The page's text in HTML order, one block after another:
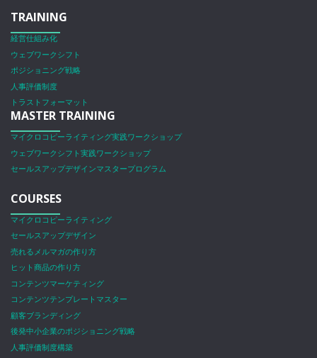
TRAINING
経営仕組み化
ウェブワークシフト
ポジショニング戦略
人事評価制度
トラストフォーマット
MASTER TRAINING
マイクロコピーライティング実践ワークショップ
ウェブワークシフト実践ワークショップ
セールスアップデザインマスタープログラム
COURSES
マイクロコピーライティング
セールスアップデザイン
売れるメルマガの作り方
ヒット商品の作り方
コンテンツマーケティング
コンテンツテンプレートマスター
顧客ブランディング
後発中小企業のポジショニング戦略
人事評価制度構築